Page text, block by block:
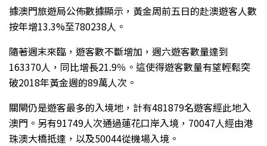
據澳門旅遊局公佈數據顯示，黃金周前五日的赴澳遊客人數
按年增13.3%至780238人。
隨著週末來臨，遊客數不斷增加，週六遊客數量達到
163370人，同比增長21.9％。這使得遊客數量有望輕鬆突
破2018年黃金週的89萬人次。
關閘仍是遊客最多的入境地，計有481879名遊客經此地入
澳門。另有91749人次通過蓮花口岸入境，70047人經由港
珠澳大橋抵達，以及50044從機場入境。